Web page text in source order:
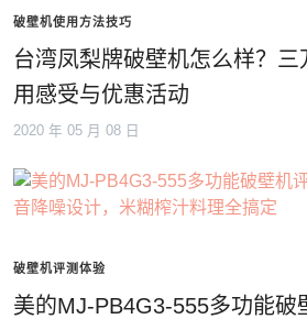
破壁机使用方法技巧
台湾凤梨牌破壁机怎么样？
用感受与优惠活动
2020 年 05 月 08 日
破壁机评测体验
美的MJ-PB4G3-555多功能破